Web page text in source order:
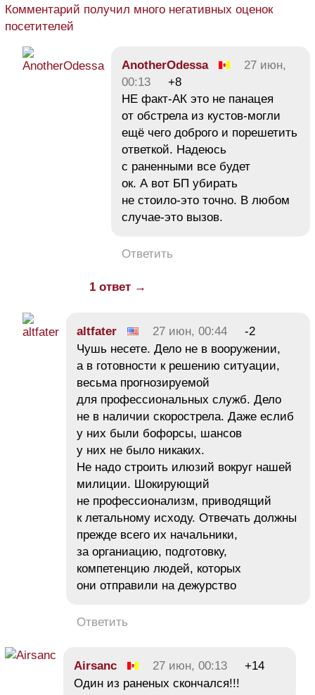
Комментарий получил много негативных оценок
посетителей
AnotherOdessa
27 июн,
00:13
+8
НЕ факт-АК это не панацея
от обстрела из кустов-могли
ещё чего доброго и порешетить
ответкой. Надеюсь
с раненными все будет
ок. А вот БП убирать
не стоило-это точно. В любом
случае-это вызов.
Ответить
1 ответ →
altfater 27 июн, 00:44
-2
Чушь несете. Дело не в вооружении,
а в готовности к решению ситуации,
весьма прогнозируемой
для профессиональных служб. Дело
не в наличии скорострела. Даже еслиб
у них были бофорсы, шансов
у них не было никаких.
Не надо строить илюзий вокруг нашей
милиции. Шокирующий
не профессионализм, приводящий
к летальному исходу. Отвечать должны
прежде всего их начальники,
за органиацию, подготовку,
компетенцию людей, которых
они отправили на дежурство
Ответить
Airsanc 27 июн, 00:13
+14
Один из раненых скончался!!!